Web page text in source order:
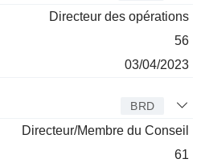
Directeur des opérations
56
03/04/2023
BRD
Directeur/Membre du Conseil
61